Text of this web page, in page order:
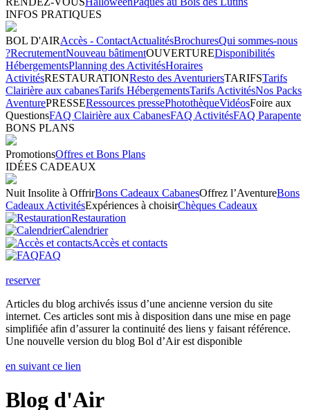
INFOS PRATIQUES
BOL D'AIRAccès - ContactActualitésBrochuresQui sommes-nous
?RecrutementNouveau bâtimentOUVERTUREDisponibilités
HébergementsPlanning des ActivitésHoraires
ActivitésRESTAURATIONResto des AventuriersTARIFSTarifs
Clairière aux cabanesTarifs HébergementsTarifs ActivitésNos Packs
AventurePRESSERessources pressePhotothèqueVidéosFoire aux
QuestionsFAQ Clairière aux CabanesFAQ ActivitésFAQ Parapente
BONS PLANS
PromotionsOffres et Bons Plans
IDÉES CADEAUX
Nuit Insolite à OffrirBons Cadeaux CabanesOffrez l’AventureBons
Cadeaux ActivitésExpériences à choisirChèques Cadeaux
Restauration
Calendrier
Accès et contacts
FAQ
reserver
Articles du blog archivés issus d’une ancienne version du site
internet. Ces articles sont mis à disposition dans une mise en page
simplifiée afin d’assurer la continuité des liens y faisant référence.
Une nouvelle version du blog Bol d’Air est disponible
en suivant ce lien
Blog d'Air